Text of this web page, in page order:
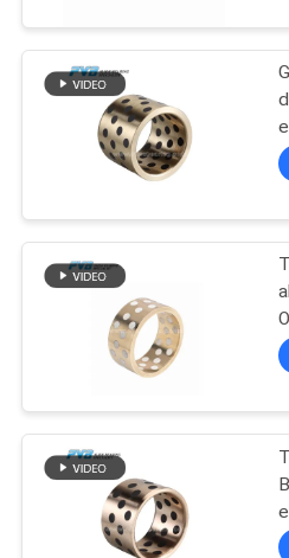
ESPECTÁCULO
NOSOTROS
RECORRIDO
FÁBRICA
CONTROL
Transporte
bronce
bronce